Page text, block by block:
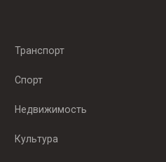
Транспорт
Спорт
Недвижимость
Культура